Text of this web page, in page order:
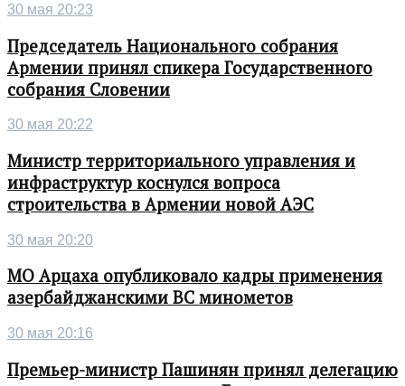
30 мая 20:23
Председатель Национального собрания
Армении принял спикера Государственного
собрания Словении
30 мая 20:22
Министр территориального управления и
инфраструктур коснулся вопроса
строительства в Армении новой АЭС
30 мая 20:20
МО Арцаха опубликовало кадры применения
азербайджанскими ВС минометов
30 мая 20:16
Премьер-министр Пашинян принял делегацию